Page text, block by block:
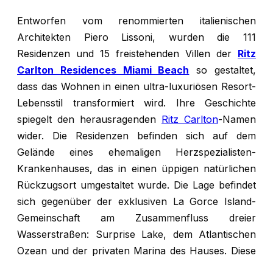
Entworfen vom renommierten italienischen
Architekten Piero Lissoni, wurden die 111
Residenzen und 15 freistehenden Villen der Ritz
Carlton Residences Miami Beach so gestaltet,
dass das Wohnen in einen ultra-luxuriösen Resort-
Lebensstil transformiert wird. Ihre Geschichte
spiegelt den herausragenden Ritz Carlton-Namen
wider. Die Residenzen befinden sich auf dem
Gelände eines ehemaligen Herzspezialisten-
Krankenhauses, das in einen üppigen natürlichen
Rückzugsort umgestaltet wurde. Die Lage befindet
sich gegenüber der exklusiven La Gorce Island-
Gemeinschaft am Zusammenfluss dreier
Wasserstraßen: Surprise Lake, dem Atlantischen
Ozean und der privaten Marina des Hauses. Diese